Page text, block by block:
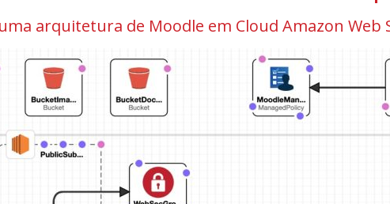
arquitetura de Moodle em Cloud Amazon Web